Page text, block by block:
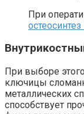
При
При выборе
ключицы
металлических
способствует